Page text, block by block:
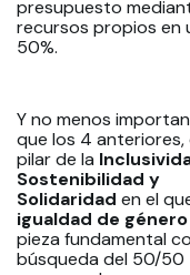
presupuesto
recursos propios en
50%.
Y no menos
que los 4 anteriores,
pilar de la
Sostenibilidad y
Solidaridad en el
igualdad de género
pieza fundamental
búsqueda del 50/50